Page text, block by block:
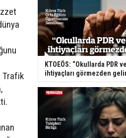
Trafik
KTOEÖS: “Okullarda PDR
ihtiyaçları görmezden